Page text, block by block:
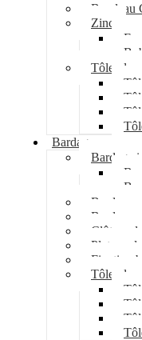
Bandeau
Zinc
Tôle plane
Bardage
Bardage
Bardage
Bardage
Clôture
Plateau
Fixation
Tôle plane